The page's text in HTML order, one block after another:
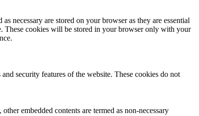
necessary are stored on your browser as they are essential
These cookies will be stored in your browser only with your
security features of the website. These cookies do not
embedded contents are termed as non-necessary